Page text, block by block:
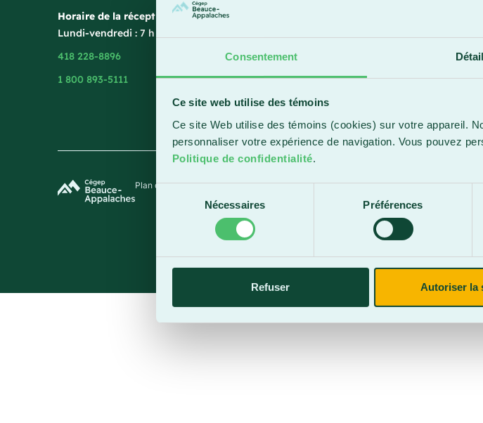
Consentement
Ce site web utilise des témoins
Ce site Web utilise des témoins (cookies) sur votre appareil.
personnaliser votre expérience de navigation. Vous pouvez
Politique de confidentialité.
Sélection
consentement
Nécessaires Préférences
Refuser Autoriser la
Horaire de la réception
Lundi-vendredi : 7 h 45 à 15 h 45
418 228-8896
1 800 893-5111
418 387-8896
Plan du siteTermes et conditionsPolitique de confidentialitéSite web parParkour3